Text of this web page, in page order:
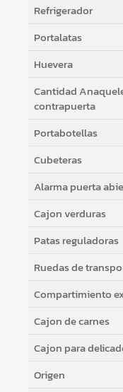
Refrigerador
Portalatas
Huevera
Cantidad
contrapuerta
Portabotellas
Cubeteras
Alarma puerta
Cajon verduras
Patas reguladoras
Ruedas de
Compartimiento
Cajon de carnes
Cajon para
Origen